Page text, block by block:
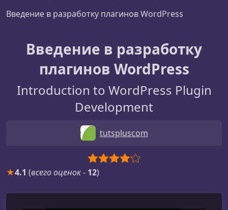
Введение в разработку плагинов WordPress
Введение в разработку
плагинов WordPress
Introduction to WordPress Plugin
Development
tutspluscom
★4.1 (всего оценок- 12)